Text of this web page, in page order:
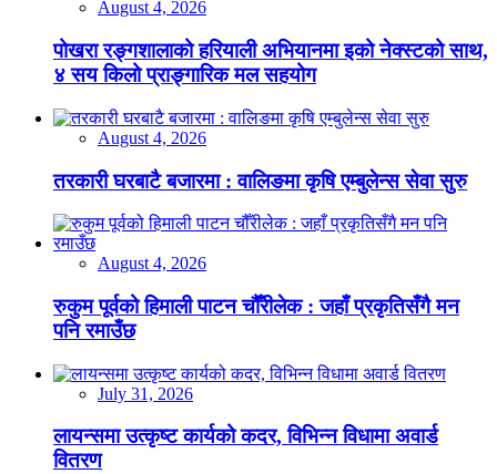
August 4, 2026
पोखरा रङ्गशालाको हरियाली अभियानमा इको नेक्स्टको साथ,
४ सय किलो प्राङ्गारिक मल सहयोग
August 4, 2026
तरकारी घरबाटै बजारमा : वालिङमा कृषि एम्बुलेन्स सेवा सुरु
August 4, 2026
रुकुम पूर्वको हिमाली पाटन चौँरीलेक : जहाँ प्रकृतिसँगै मन
पनि रमाउँछ
July 31, 2026
लायन्समा उत्कृष्ट कार्यको कदर, विभिन्न विधामा अवार्ड
वितरण